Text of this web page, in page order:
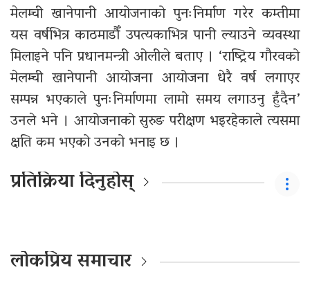
मेलम्ची खानेपानी आयोजनाको पुनःनिर्माण गरेर कम्तीमा
यस वर्षभित्र काठमाडौँ उपत्यकाभित्र पानी ल्याउने व्यवस्था
मिलाइने पनि प्रधानमन्त्री ओलीले बताए । ‘राष्ट्रिय गौरवको
मेलम्ची खानेपानी आयोजना आयोजना धेरै वर्ष लगाएर
सम्पन्न भएकाले पुनःनिर्माणमा लामो समय लगाउनु हुँदैन’
उनले भने । आयोजनाको सुरुङ परीक्षण भइरहेकाले त्यसमा
क्षति कम भएको उनको भनाइ छ ।
प्रतिक्रिया दिनुहोस्
लोकप्रिय समाचार